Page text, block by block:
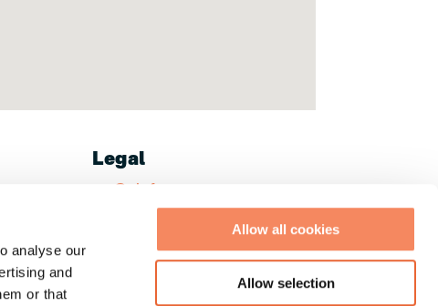
analyse our
and
or that
Allow all cookies
Allow selection
Legal
Colofon